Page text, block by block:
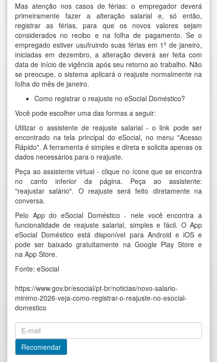
Mas atenção nos casos de férias:o empregador deverá
primeiramente fazer a alteração salarial e, só então,
registrar as férias, para que os novos valores sejam
considerados no recibo e na folha de pagamento. Se o
empregado estiver usufruindo suas férias em 1º de janeiro,
iniciadas em dezembro, a alteração deverá ser feita com
data de início de vigência após seu retorno ao trabalho. Não
se preocupe, o sistema aplicará o reajuste normalmente na
folha do mês de janeiro.
Como registrar o reajuste no eSocial Doméstico?
Você pode escolher uma das formas a seguir:
Utilizar o assistente de reajuste salarial - o link pode ser
encontrado na tela principal do eSocial, no menu "Acesso
Rápido". A ferramenta é simples e direta e solicita apenas os
dados necessários para o reajuste.
Peça ao assistente virtual- clique no ícone que se encontra
no canto inferior da página. Peça ao assistente:
"reajustar salário". O reajuste será feito diretamente na
conversa.
Pelo App do eSocial Doméstico - nele você encontra a
funcionalidade de reajuste salarial, simples e fácil. O App
eSocial Doméstico está disponível para Android e iOSe
pode ser baixado gratuitamente na Google Play Storee
na App Store.
Fonte: eSocial
https://www.gov.br/esocial/pt-br/noticias/novo-salario-
minimo-2026-veja-como-registrar-o-reajuste-no-esocial-
domestico